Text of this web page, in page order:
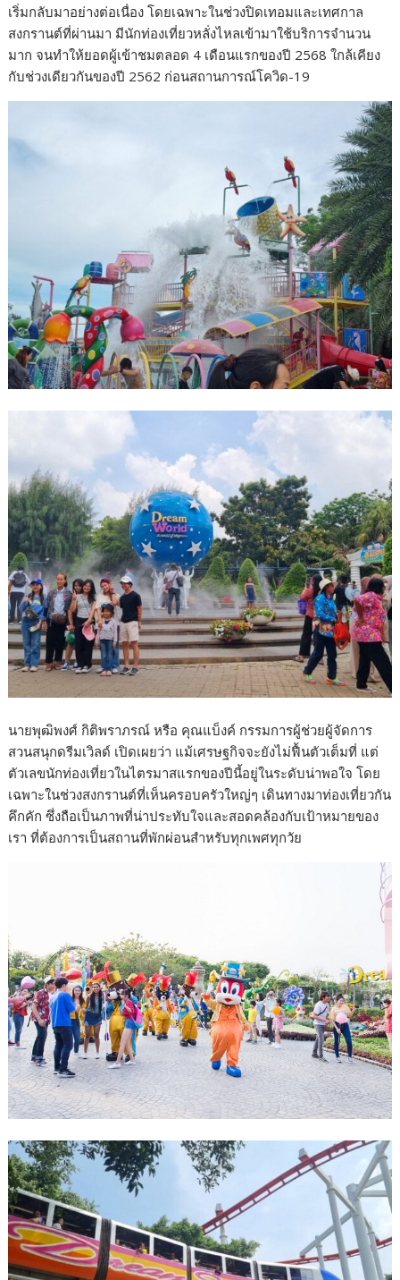
เริ่มกลับมาอย่างต่อเนื่อง โดยเฉพาะในช่วงปิดเทอมและเทศกาล
สงกรานต์ที่ผ่านมา มีนักท่องเที่ยวหลั่งไหลเข้ามาใช้บริการจำนวน
มาก จนทำให้ยอดผู้เข้าชมตลอด 4 เดือนแรกของปี 2568 ใกล้เคียง
กับช่วงเดียวกันของปี 2562 ก่อนสถานการณ์โควิด-19
นายพุฒิพงศ์ กิติพราภรณ์ หรือ คุณแบ็งค์ กรรมการผู้ช่วยผู้จัดการ
สวนสนุกดรีมเวิลด์ เปิดเผยว่า แม้เศรษฐกิจจะยังไม่ฟื้นตัวเต็มที่ แต่
ตัวเลขนักท่องเที่ยวในไตรมาสแรกของปีนี้อยู่ในระดับน่าพอใจ โดย
เฉพาะในช่วงสงกรานต์ที่เห็นครอบครัวใหญ่ๆ เดินทางมาท่องเที่ยวกัน
คึกคัก ซึ่งถือเป็นภาพที่น่าประทับใจและสอดคล้องกับเป้าหมายของ
เรา ที่ต้องการเป็นสถานที่พักผ่อนสำหรับทุกเพศทุกวัย